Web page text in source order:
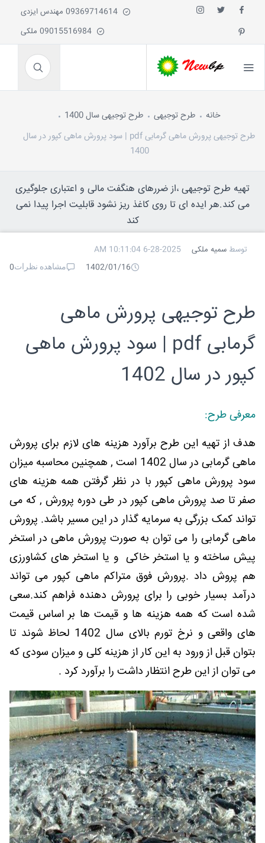
خانه طرح توجیهی
طرح توجیهی سال 1400
طرح توجیهی پرورش ماهی گرمابی pdf | سود پرورش ماهی کپور در سال
1400
تهیه طرح توجیهی ،از ضررهای هنگفت مالی و اعتباری جلوگیری
می کند.هر ایده ای تا روی کاغذ ریز نشود قابلیت اجرا پیدا نمی
کند
توسط سمیه ملکی
6-28-2025 10:11:04 AM
1402/01/16
مشاهده نظرات0
طرح توجیهی پرورش ماهی
گرمابی pdf | سود پرورش ماهی
کپور در سال 1402
معرفی طرح:
هدف از تهیه این طرح برآورد هزینه های لازم برای پرورش
ماهی گرمابی در سال 1402 است , همچنین محاسبه میزان
سود پرورش ماهی کپور با در نظر گرفتن همه هزینه های
صفر تا صد پرورش ماهی کپور در طی دوره پرورش , که می
تواند کمک بزرگی به سرمایه گذار در این مسیر باشد. پرورش
ماهی گرمابی را می توان به صورت پرورش ماهی در استخر
پیش ساخته و یا استخر خاکی و یا استخر های کشاورزی
هم پروش داد .پرورش فوق متراکم ماهی کپور می تواند
درآمد بسیار خوبی را برای پرورش دهنده فراهم کند.سعی
شده است که همه هزینه ها و قیمت ها بر اساس قیمت
های واقعی و نرخ تورم بالای سال 1402 لحاظ شوند تا
بتوان قبل از ورود به این کار از هزینه کلی و میزان سودی که
می توان از این طرح انتظار داشت را برآورد کرد .